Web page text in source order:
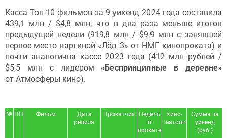
Касса Топ-10 фильмов за 9 уикенд 2024 года составила
439,1 млн / $4,8 млн, что в два раза меньше итогов
предыдущей недели (919,8 млн / $9,9 млн с занявшей
первое место картиной «Лёд 3» от НМГ кинопроката) и
почти аналогична кассе 2023 года (412 млн рублей /
$5,5 млн с лидером«Беспринципные в деревне»
от Атмосферы кино).
№ ПН Фильм
Дата
релиза
Прокатчик
Недель
в
прокате
Кино-
театров
Сумма за
уикенд
(руб.)